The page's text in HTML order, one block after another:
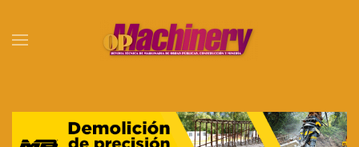
Skip to main content